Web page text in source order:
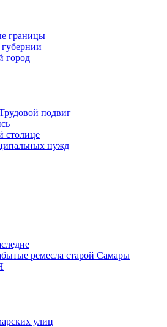
границы
город
подвиг
столице
нужд
ремесла старой Самары
улиц